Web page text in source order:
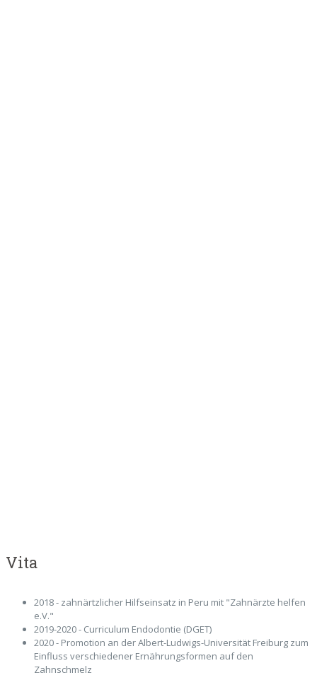
Vita
2018 - zahnärtzlicher Hilfseinsatz in Peru mit "Zahnärzte helfen
e.V."
2019-2020 - Curriculum Endodontie (DGET)
2020 - Promotion an der Albert-Ludwigs-Universität Freiburg zum
Einfluss verschiedener Ernährungsformen auf den
Zahnschmelz